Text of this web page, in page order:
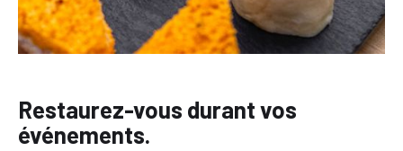
Restaurez-vous durant vos
événements.